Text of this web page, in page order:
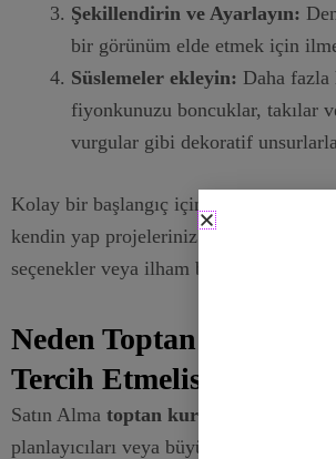
Şekillendirin ve Ayarlayın:
bir görünüm elde etmek için
Süslemeler ekleyin: Daha
fiyonkunuzu boncuklar, takılar
vurgular gibi dekoratif
Kolay bir başlangıç için
kendin yap projeleriniz için önceden
seçenekler veya ilham bulabilirsiniz.
Neden Toptan Kurdele
Tercih Etmelisiniz?
Satın Alma toptan kurdeleler
planlayıcıları veya büyük ölçekli el işi